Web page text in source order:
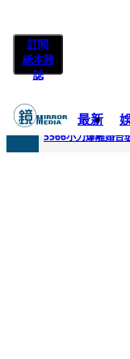
訂閱
紙本雜
誌
最新
快訊